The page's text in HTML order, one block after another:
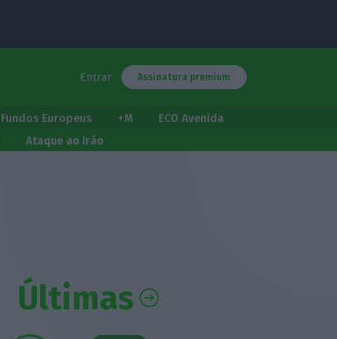
Entrar Assinatura premium
Fundos Europeus +M
ECO Avenida
Ataque ao Irão
Últimas